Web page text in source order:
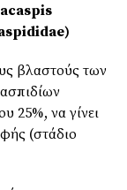
βλαστούς των
25%, να γίνει
(στάδιο